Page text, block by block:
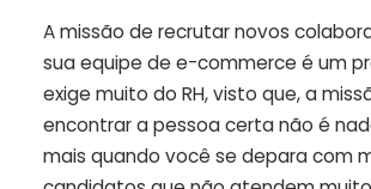
A missão de recrutar novos
sua equipe de e-commerce é um
exige muito do RH, visto que, a
encontrar a pessoa certa não é
mais quando você se depara com